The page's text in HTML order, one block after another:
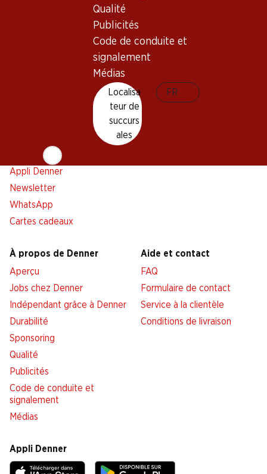
Qualité
Publicités
Code de conduite et
signalement
Médias
Localisa
teur de
succurs
ales
FR
Abonner l'Hebdo Denner
Liste d'achats
Appli Denner
Newsletter
WhatsApp
Cartes cadeaux
Succursales
Localisateur de succursales
Nouveaux sites
À propos de Denner
Aperçu
Jobs chez Denner
Indépendant grâce à Denner
Durabilité
Sponsoring
Qualité
Publicités
Code de conduite et
signalement
Médias
Aide et contact
FAQ
Formulaire de contact
Service à la clientèle
Conditions de livraison
Appli Denner